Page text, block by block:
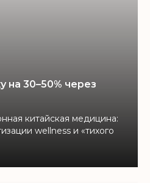
30–50% через
китайская медицина:
wellness и «тихого